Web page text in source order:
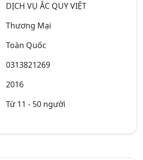
DỊCH VỤ ẮC QUY VIỆT
Thương Mại
Toàn Quốc
0313821269
2016
Từ 11 - 50 người